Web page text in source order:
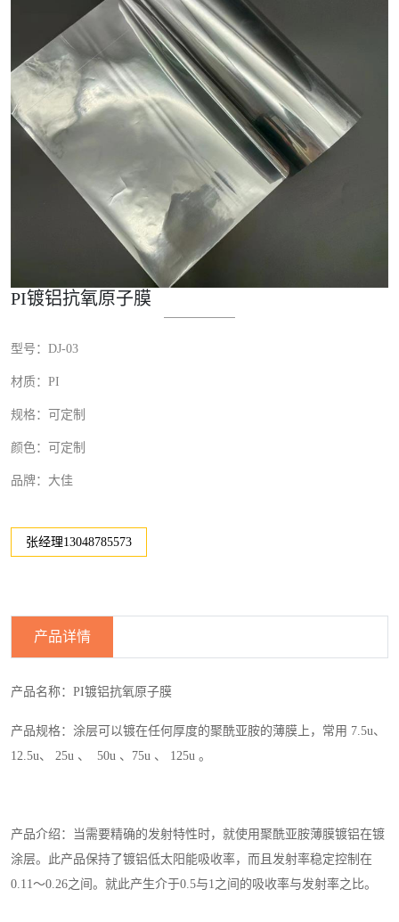
PI镀铝抗氧原子膜
型号：DJ-03
材质：PI
规格：可定制
颜色：可定制
品牌：大佳
张经理13048785573
产品详情
产品名称：PI镀铝抗氧原子膜
产品规格：涂层可以镀在任何厚度的聚酰亚胺的薄膜上，常用 7.5u、
12.5u、 25u 、 50u 、75u 、 125u 。
产品介绍：当需要精确的发射特性时，就使用聚酰亚胺薄膜镀铝在镀
涂层。此产品保持了镀铝低太阳能吸收率，而且发射率稳定控制在
0.11～0.26之间。就此产生介于0.5与1之间的吸收率与发射率之比。